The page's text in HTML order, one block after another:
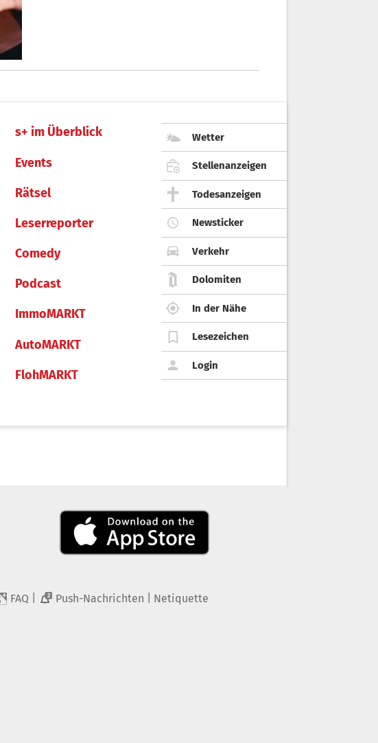
s+ im Überblick
Events
Rätsel
Leserreporter
Comedy
Podcast
ImmoMARKT
AutoMARKT
FlohMARKT
Wetter
Stellenanzeigen
Todesanzeigen
Newsticker
Verkehr
Dolomiten
In der Nähe
Lesezeichen
Login
FAQ 2 Push-Nachrichten Netiquette